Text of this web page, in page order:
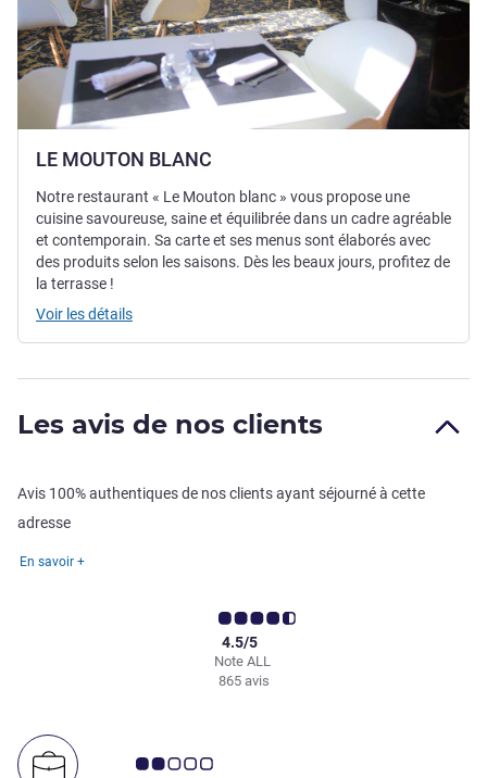
LE MOUTON BLANC
Notre restaurant « Le Mouton blanc » vous propose une
cuisine savoureuse, saine et équilibrée dans un cadre agréable
et contemporain. Sa carte et ses menus sont élaborés avec
des produits selon les saisons. Dès les beaux jours, profitez de
la terrasse !
Voir les détails
Les avis de nos clients
Avis 100% authentiques de nos clients ayant séjourné à cette
adresse
En savoir +
Note ALL
4.5/5
865 avis
Note Avis clients 2.0/5